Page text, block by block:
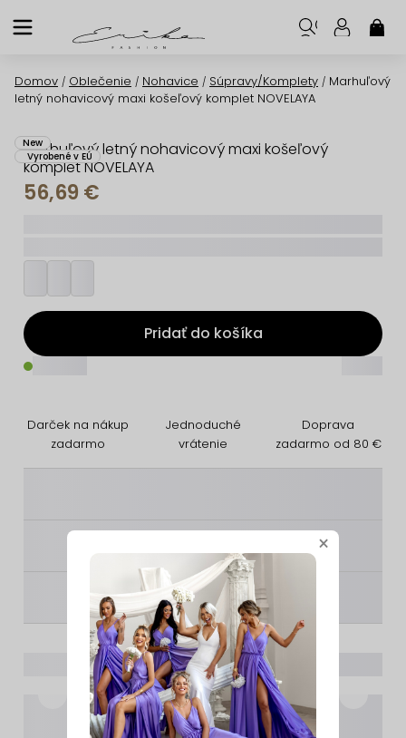
na
Domov / Oblečenie / Nohavice / Súpravy/Komplety / Marhuľový
letný nohavicový maxi košeľový komplet NOVELAYA
Marhuľový letný nohavicový maxi košeľový
komplet NOVELAYA
New
Vyrobené v EÚ
56,69 €
Pridať do košíka
Darček na nákup
zadarmo
Jednoduché
vrátenie
Doprava
zadarmo od 80 €
________
×